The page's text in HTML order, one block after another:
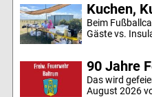
Kuchen,
Beim
Gäste vs.
90 Jahre
Das wird
August 2026